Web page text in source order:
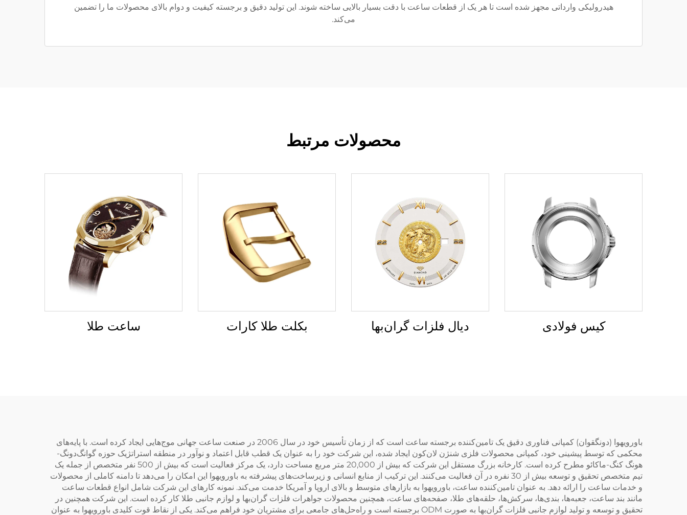
هیدرولیکی وارداتی مجهز شده است تا هر یک از قطعات ساعت با دقت بسیار بالایی ساخته شوند. این تولید دقیق و برجسته کیفیت و دوام بالای محصولات ما را تضمین
می‌کند.
محصولات مرتبط
کیس فولادی دیال فلزات گران‌بها بکلت طلا کارات ساعت طلا
باورویهوا (دونگقوان) کمپانی فناوری دقیق یک تامین‌کننده برجسته ساعت است که از زمان تأسیس خود در سال 2006 در صنعت ساعت جهانی موج‌هایی ایجاد کرده است. با پایه‌های
محکمی که توسط پیشینی خود، کمپانی محصولات فلزی شنژن لان‌کون ایجاد شده، این شرکت خود را به عنوان یک قطب قابل اعتماد و نوآور در منطقه استراتژیک حوزه گوانگ‌دونگ-
هونگ کنگ-ماکائو مطرح کرده است. کارخانه بزرگ مستقل این شرکت که بیش از 20,000 متر مربع مساحت دارد، یک مرکز فعالیت است که بیش از 500 نفر متخصص از جمله یک
تیم متخصص تحقیق و توسعه بیش از 30 نفره در آن فعالیت می‌کنند. این ترکیب از منابع انسانی و زیرساخت‌های پیشرفته به باورویهوا این امکان را می‌دهد تا دامنه کاملی از محصولات
و خدمات ساعت را ارائه دهد. به عنوان تامین‌کننده ساعت، باورویهوا به بازارهای متوسط و بالای اروپا و آمریکا خدمت می‌کند. نمونه کارهای این شرکت شامل انواع قطعات ساعت
مانند بند ساعت، جعبه‌ها، بندی‌ها، سرکش‌ها، حلقه‌های طلا، صفحه‌های ساعت، همچنین محصولات جواهرات فلزات گران‌بها و لوازم جانبی طلا کار کرده است. این شرکت همچنین در
تحقیق و توسعه و تولید لوازم جانبی فلزات گران‌بها به صورت ODM برجسته است و راه‌حل‌های جامعی برای مشتریان خود فراهم می‌کند. یکی از نقاط قوت کلیدی باورویهوا به عنوان